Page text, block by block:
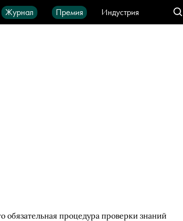
Журнал Премия
Индустрия
Город IT-продукты
обязательная процедура проверки знаний